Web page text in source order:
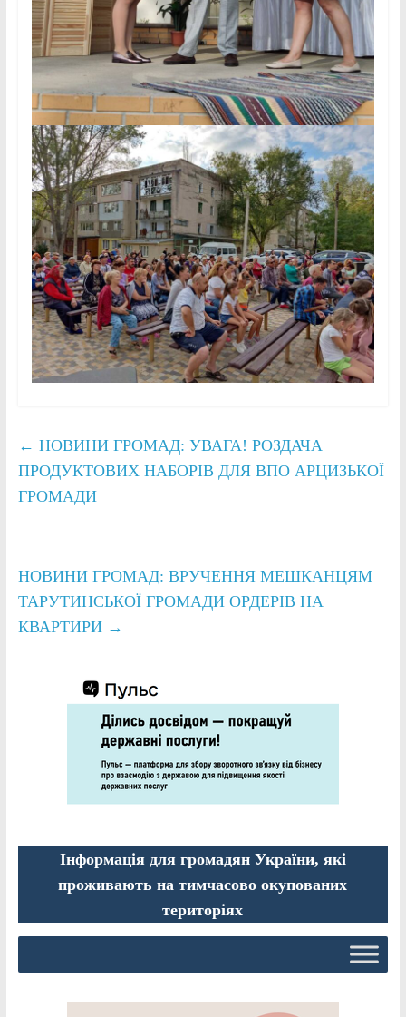
← НОВИНИ ГРОМАД: УВАГА! РОЗДАЧА
ПРОДУКТОВИХ НАБОРІВ ДЛЯ ВПО АРЦИЗЬКОЇ
ГРОМАДИ
НОВИНИ ГРОМАД: ВРУЧЕННЯ МЕШКАНЦЯМ
ТАРУТИНСЬКОЇ ГРОМАДИ ОРДЕРІВ НА
КВАРТИРИ →
Інформація для громадян України, які
проживають на тимчасово окупованих
територіях